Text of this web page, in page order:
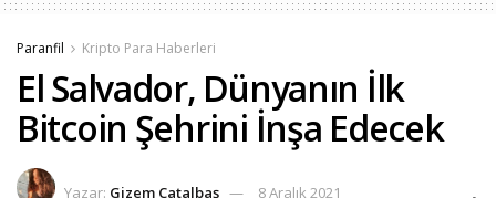
Paranfil Kripto Para Haberleri
El Salvador, Dünyanın İlk
Bitcoin Şehrini İnşa Edecek
Yazar: Gizem Çatalbaş 8 Aralık 2021